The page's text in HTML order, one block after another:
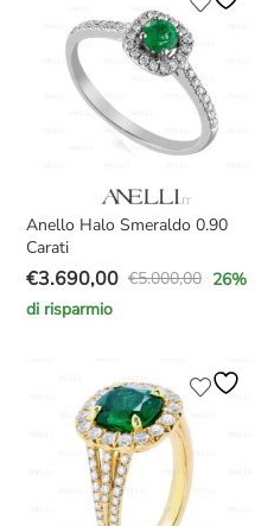
€5.350,00.
€3.670,00.
Anello Halo Smeraldo 0.90
Carati
€5.000,00
Il
prezzo
€5.000,00.
€3.690,00
Il
prezzo
€3.690,00.
26%
di risparmio